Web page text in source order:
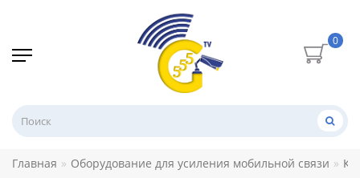
0
Главная Оборудование для усиления мобильной связи